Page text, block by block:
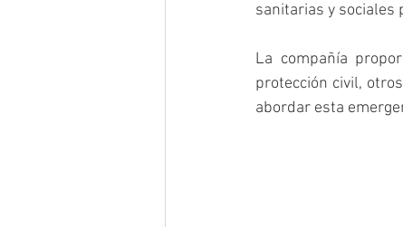
sanitarias y sociales
La compañía
protección civil,
abordar esta